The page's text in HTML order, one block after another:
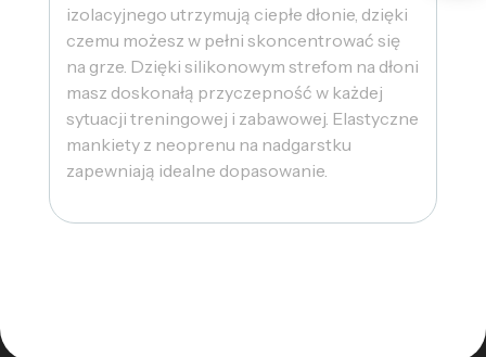
izolacyjnego utrzymują ciepłe dłonie, dzięki
czemu możesz w pełni skoncentrować się
na grze. Dzięki silikonowym strefom na dłoni
masz doskonałą przyczepność w każdej
sytuacji treningowej i zabawowej. Elastyczne
mankiety z neoprenu na nadgarstku
zapewniają idealne dopasowanie.